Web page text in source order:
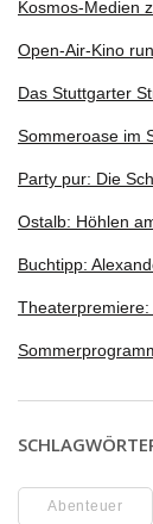
Kosmos-Medien
Open-Air-Kino
Das Stuttgarter
Sommeroase im
Party pur: Die
Ostalb: Höhlen
Buchtipp:
Abenteuer